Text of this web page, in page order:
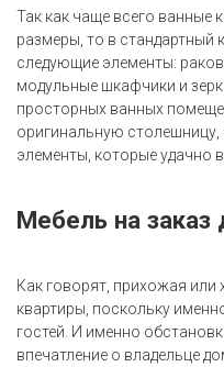
Так как чаще всего
размеры, то в стандартный
следующие элементы:
модульные шкафчики и
просторных ванных
оригинальную
элементы, которые удачно
Мебель на заказ
Как говорят, прихожая или
квартиры, поскольку
гостей. И именно
впечатление о владельце